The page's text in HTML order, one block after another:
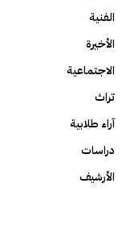
الفنية
الأخيرة
الاجتماعية
تراث
آراء طلابية
دراسات
الأرشيف